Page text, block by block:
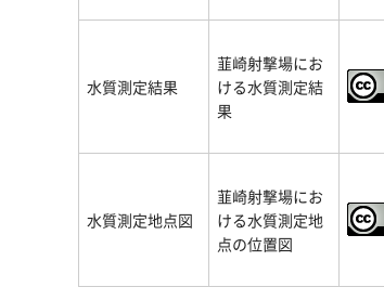
水質測定結果
韮崎射撃場にお
ける水質測定結
果
水質測定地点図
韮崎射撃場にお
ける水質測定地
点の位置図